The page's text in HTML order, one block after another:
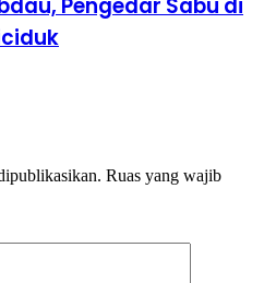
Ruas yang wajib